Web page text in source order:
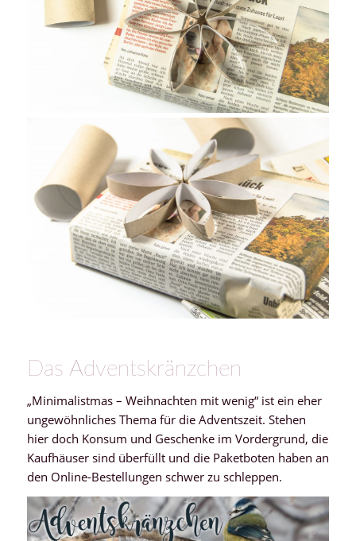
Das Adventskränzchen
„Minimalistmas – Weihnachten mit wenig“ ist ein eher
ungewöhnliches Thema für die Adventszeit. Stehen
hier doch Konsum und Geschenke im Vordergrund, die
Kaufhäuser sind überfüllt und die Paketboten haben an
den Online-Bestellungen schwer zu schleppen.